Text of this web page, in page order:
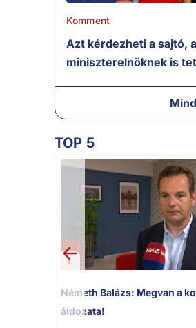
Komment
Azt kérdezheti a sajtó,
miniszterelnöknek is
TOP 5
1.
Németh Balázs: Megvan a
áldozata!